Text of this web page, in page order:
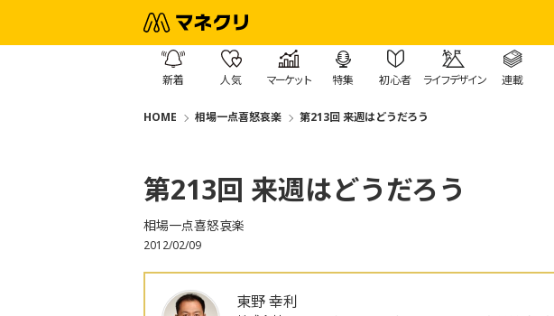
新着 人気 マーケット 特集 初心者 ライフデザイン 連載
HOME 相場一点喜怒哀楽 第213回 来週はどうだろう
第213回 来週はどうだろう
相場一点喜怒哀楽
2012/02/09
東野 幸利